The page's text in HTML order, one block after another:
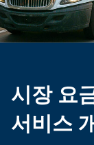
시장 요
서비스